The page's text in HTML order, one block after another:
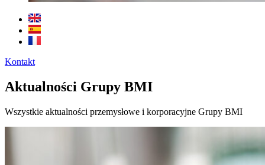
Kontakt
Aktualności Grupy BMI
Wszystkie aktualności przemysłowe i korporacyjne Grupy BMI